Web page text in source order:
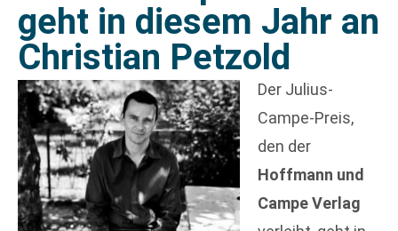
geht in diesem Jahr an
Christian Petzold
Der Julius-
Campe-Preis,
den der
Hoffmann und
Campe Verlag